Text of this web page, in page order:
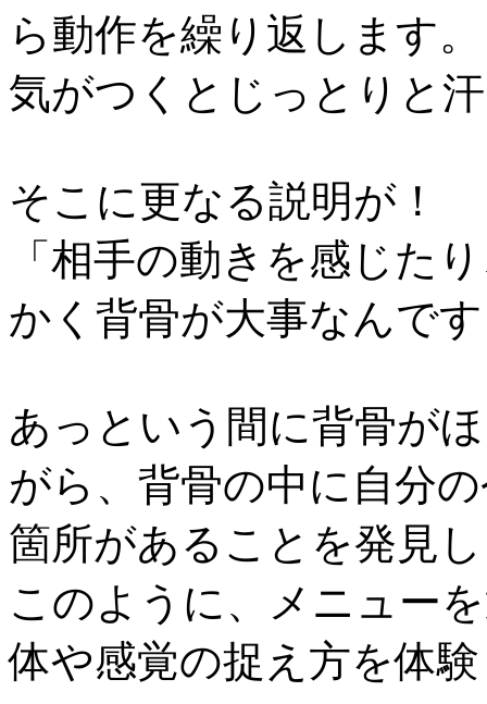
ら動作を繰り返します。
気がつくとじっとりと
そこに更なる説明が！
「相手の動きを感じた
かく背骨が大事なんで
あっという間に背骨が
がら、背骨の中に自分
箇所があることを発見
このように、メニュー
体や感覚の捉え方を体